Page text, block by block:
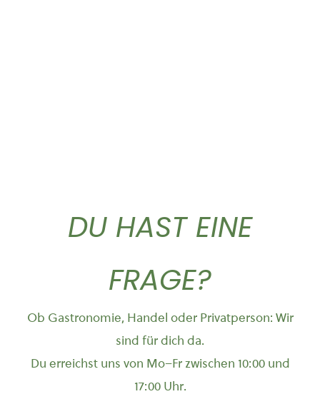
DU HAST EINE
FRAGE?
Ob Gastronomie, Handel oder Privatperson: Wir
sind für dich da.
Du erreichst uns von Mo–Fr zwischen 10:00 und
17:00 Uhr.